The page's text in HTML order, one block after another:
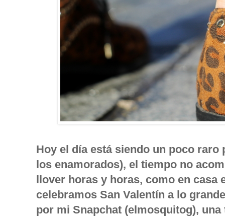
Hoy el día está siendo un poco raro
los enamorados), el tiempo no
llover horas y horas, como en casa
celebramos San Valentín a lo
por mi Snapchat (elmosquitog),